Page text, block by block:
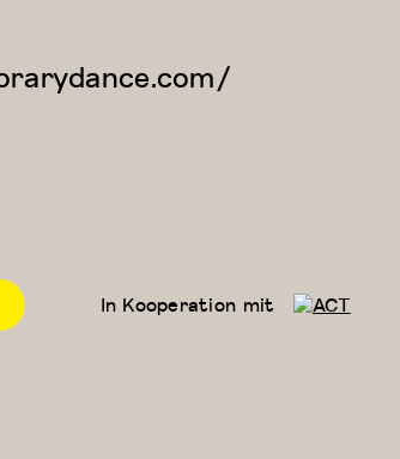
In Kooperation mit